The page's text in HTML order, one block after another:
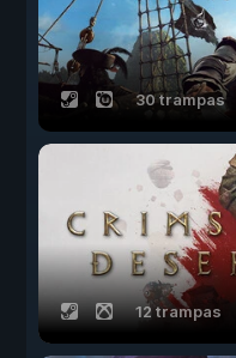
30 trampas
12 trampas